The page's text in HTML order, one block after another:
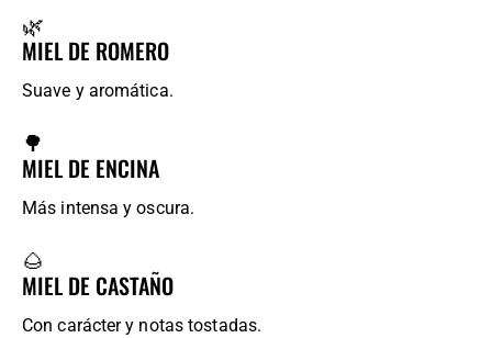
🌿
MIEL DE ROMERO
Suave y aromática.
🌳
MIEL DE ENCINA
Más intensa y oscura.
🌰
MIEL DE CASTAÑO
Con carácter y notas tostadas.